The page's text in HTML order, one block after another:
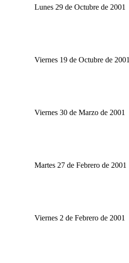
Lunes 29 de Octubre de 2001
Viernes 19 de Octubre de 2001
Viernes 30 de Marzo de 2001
Martes 27 de Febrero de 2001
Viernes 2 de Febrero de 2001